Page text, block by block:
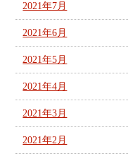
2021年7月
2021年6月
2021年5月
2021年4月
2021年3月
2021年2月